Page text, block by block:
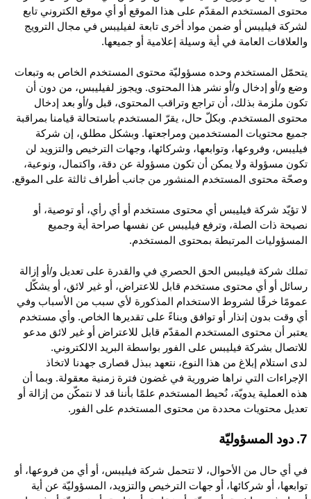
المستخدم المقدّم على هذا الموقع أو أي موقع الكتروني تابع
فيليبس أو ضمن مواد أخرى تابعة لفيليبس في مجال الترويج
العامة في أية وسيلة إعلامية أو جميعها.
المستخدم وحده مسؤوليّة محتوى المستخدم الخاص به وتبعات
و/أو إدخال و/أو نشر هذا المحتوى. ويجوز لفيليبس، من دون أن
ملزمة بذلك، أن تراجع وتراقب المحتوى، قبل و/أو بعد إدخال
المستخدم. وبكلّ حال، يقرّ المستخدم باستحالة قيامنا بمراقبة
محتويات المستخدمين ومراجعتها. وبشكل مطلق، إن شركة
وفروعها، وتوابعها، وشركائها، وجهات الترخيص والتزويد لن
مسؤولة ولا يمكن أن تكون مسؤولة عن دقة، واكتمال، ونوعية،
محتوى المستخدم المنشور من جانب أطراف ثالثة على الموقع.
تؤيّد شركة فيليبس أي محتوى مستخدم أو أي رأي، أو توصية، أو
ذات الصلة، وترفع فيليبس عن نفسها صراحة أية وجميع
المرتبطة بمحتوى المستخدم.
شركة فيليبس الحق الحصري في والقدرة على تعديل و/أو إزالة
أو أي محتوى مستخدم قابل للاعتراض، أو غير لائق، أو يشكّل
خرقًا لشروط الاستخدام المذكورة لأي سبب من الأسباب وفي
وقت بدون إنذار أو توافق وبناءً على تقديرها الخاص. وأي مستخدم
أن محتوى المستخدم المقدّم قابل للاعتراض أو غير لائق مدعو
بشركة فيليبس على الفور بواسطة البريد الالكتروني.
استلام إبلاغ من هذا النوع، نتعهد ببذل قصارى جهدنا لاتخاذ
التي نراها ضرورية في غضون فترة زمنية معقولة. وبما أن
العملية يدويّة، نُحيط المستخدم علمًا بأننا قد لا نتمكّن من إزالة أو
محتويات محددة من محتوى المستخدم على الفور.
ي أي حال من الأحوال، لا تتحمل شركة فيليبس، أو أي من فروعها، أو
أو شركائها، أو جهات الترخيص والتزويد، المسؤوليّة عن أية